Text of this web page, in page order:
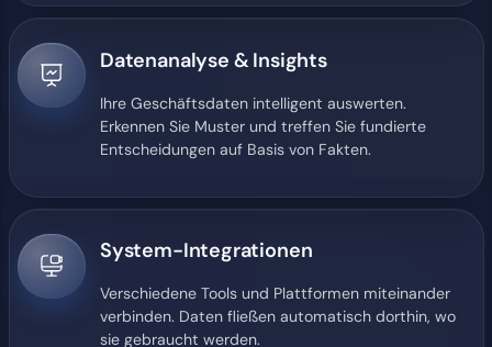
Datenanalyse & Insights
Ihre Geschäftsdaten intelligent auswerten.
Erkennen Sie Muster und treffen Sie fundierte
Entscheidungen auf Basis von Fakten.
System-Integrationen
Verschiedene Tools und Plattformen miteinander
verbinden. Daten fließen automatisch dorthin, wo
sie gebraucht werden.